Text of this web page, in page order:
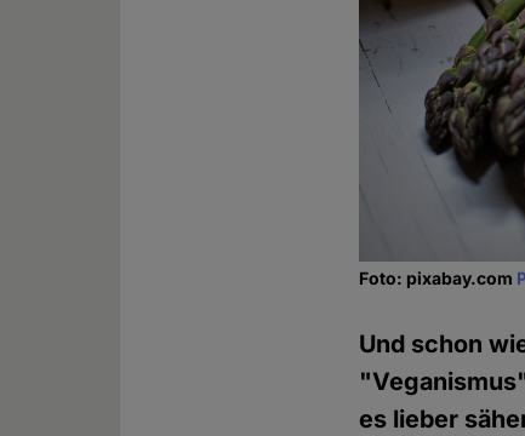
Foto: pixabay.com
Und schon
es lieber